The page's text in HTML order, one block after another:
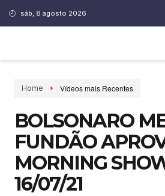
sáb, 8 agosto 2026
Home Vídeos mais Recentes
BOLSONARO
FUNDÃO
MORNING
16/07/21